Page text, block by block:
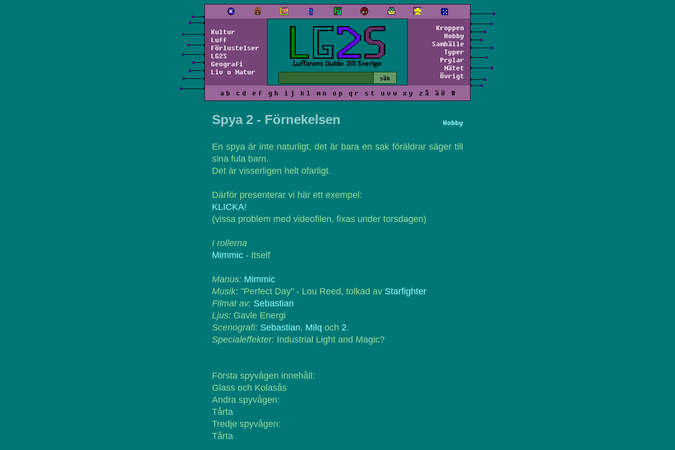
Kultur
Luff
Förlustelser
LG2S
Geografi
Liv o Natur
Kroppen
Hobby
Samhälle
Typer
Prylar
Nätet
Övrigt
a b c d e f g h i j k l m n o p q r s t u v w x y z å ä ö #
Hobby
Spya 2 - Förnekelsen
En spya är inte naturligt, det är bara en sak föräldrar säger till
sina fula barn.
Det är visserligen helt ofarligt.
Därför presenterar vi här ett exempel:
KLICKA!
(vissa problem med videofilen, fixas under torsdagen)
I rollerna
Mimmic - Itself
Manus: Mimmic
Musik: "Perfect Day" - Lou Reed, tolkad av Starfighter
Filmat av: Sebastian
Ljus: Gavle Energi
Scenografi: Sebastian, Milq och 2.
Specialeffekter: Industrial Light and Magic?
Första spyvågen innehåll:
Glass och Kolasås
Andra spyvågen:
Tårta
Tredje spyvågen:
Tårta